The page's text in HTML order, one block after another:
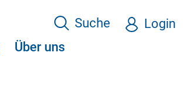
Über uns
Suche Login